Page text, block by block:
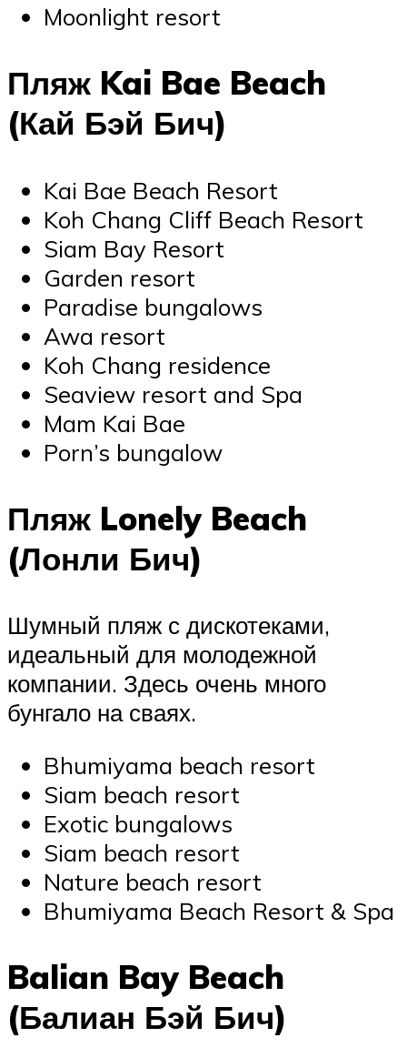
Moonlight resort
Пляж Kai Bae Beach
(Кай Бэй Бич)
Kai Bae Beach Resort
Koh Chang Cliff Beach Resort
Siam Bay Resort
Garden resort
Paradise bungalows
Awa resort
Koh Chang residence
Seaview resort and Spa
Mam Kai Bae
Porn’s bungalow
Пляж Lonely Beach
(Лонли Бич)
Шумный пляж с дискотеками,
идеальный для молодежной
компании. Здесь очень много
бунгало на сваях.
Bhumiyama beach resort
Siam beach resort
Exotic bungalows
Siam beach resort
Nature beach resort
Bhumiyama Beach Resort & Spa
Balian Bay Beach
(Балиан Бэй Бич)